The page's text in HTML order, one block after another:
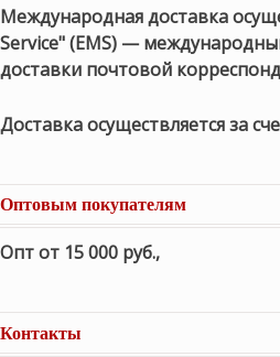
Международная доставка
Service" (EMS) —
доставки почтовой
Доставка осуществляется за
Оптовым покупателям
Опт от 15 000 руб.,
Контакты